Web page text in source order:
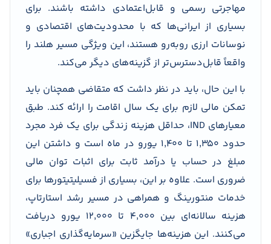
مهاجرتی رسمی و قابل‌اعتمادی داشته باشند. برای
بسیاری از ایرانی‌ها که با محدودیت‌های اقتصادی و
نوسانات ارزی روبه‌رو هستند، این ویژگی مسیر هلند را
واقعاً قابل‌دسترس‌تر از گزینه‌های دیگر می‌کند.
با این حال، باید در نظر داشت که متقاضی همچنان باید
تمکن مالی لازم برای یک سال اقامت را ارائه کند. طبق
معیارهای IND، حداقل هزینه زندگی برای یک فرد مجرد
حدود ۱٬۳۵۰ تا ۱٬۴۰۰ یورو در ماه است و داشتن این
مبلغ در حساب یا درآمد ثابت برای اثبات توان مالی
ضروری است. علاوه بر این، بسیاری از فسیلیتیتورها برای
خدمات منتورینگ و همراهی در مسیر رشد استارتاپ،
هزینه سالانه‌ای بین ۴٬۰۰۰ تا ۱۲٬۰۰۰ یورو دریافت
می‌کنند. این هزینه‌ها جایگزین «سرمایه‌گذاری اجباری»